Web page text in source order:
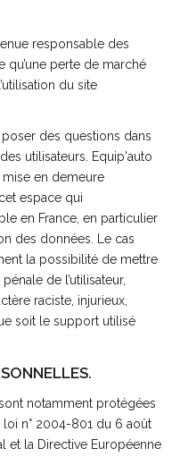
responsable des
perte de marché
du site
des questions dans
utilisateurs. Equip'auto
en demeure
espace qui
en France, en particulier
des données. Le cas
la possibilité de mettre
de l’utilisateur,
raciste, injurieux,
soit le support utilisé
notamment protégées
loi n° 2004-801 du 6 août
et la Directive Européenne